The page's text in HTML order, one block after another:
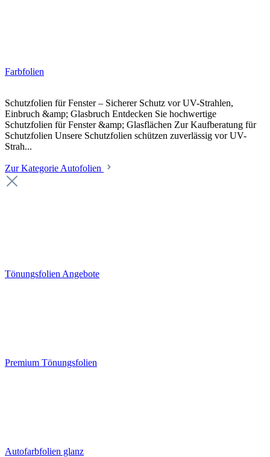
Farbfolien
Schutzfolien für Fenster – Sicherer Schutz vor UV-Strahlen,
Einbruch &amp; Glasbruch Entdecken Sie hochwertige
Schutzfolien für Fenster &amp; Glasflächen Zur Kaufberatung für
Schutzfolien Unsere Schutzfolien schützen zuverlässig vor UV-
Strah...
Zur Kategorie Autofolien
Tönungsfolien Angebote
Premium Tönungsfolien
Autofarbfolien glanz